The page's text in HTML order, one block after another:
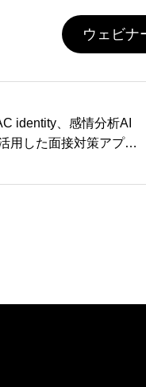
ウェビナ
identity、感情分析AI
用した面接対策アプリ
版が累計2万6,000ダウ